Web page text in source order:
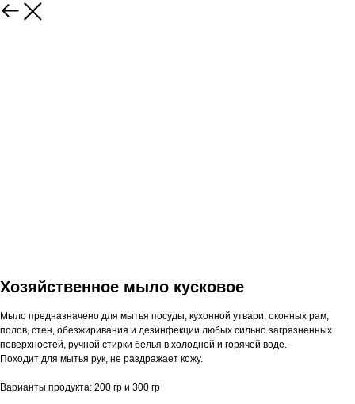
Хозяйственное мыло кусковое
Мыло предназначено для мытья посуды, кухонной утвари, оконных рам,
полов, стен, обезжиривания и дезинфекции любых сильно загрязненных
поверхностей, ручной стирки белья в холодной и горячей воде.
Походит для мытья рук, не раздражает кожу.
Варианты продукта: 200 гр и 300 гр